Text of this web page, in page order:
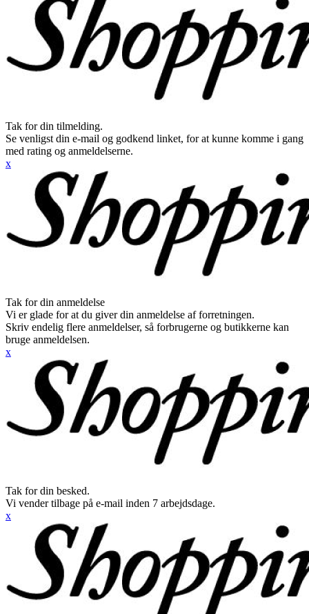
Tak for din tilmelding.
Se venligst din e-mail og godkend linket, for at kunne komme i gang
med rating og anmeldelserne.
x
Tak for din anmeldelse
Vi er glade for at du giver din anmeldelse af forretningen.
Skriv endelig flere anmeldelser, så forbrugerne og butikkerne kan
bruge anmeldelsen.
x
Tak for din besked.
Vi vender tilbage på e-mail inden 7 arbejdsdage.
x